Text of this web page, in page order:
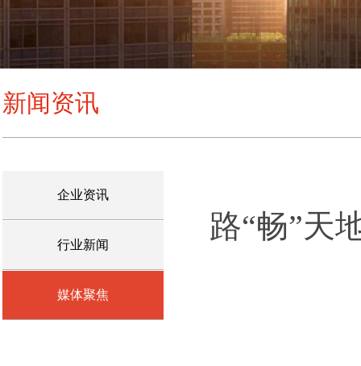
新闻资讯
企业资讯
行业新闻
媒体聚焦
路“畅”天